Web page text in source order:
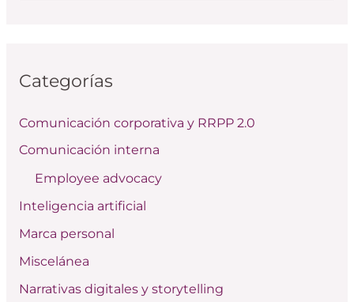
a
p
o
:
Categorías
Comunicación corporativa y RRPP 2.0
Comunicación interna
Employee advocacy
Inteligencia artificial
Marca personal
Miscelánea
Narrativas digitales y storytelling